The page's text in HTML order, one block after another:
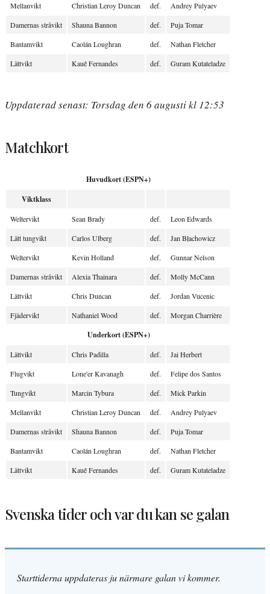
Mellanvikt
Christian Leroy Duncan def.
Andrey Pulyaev
Damernas stråvikt
Shauna Bannon def.
Puja Tomar
Bantamvikt
Caolán Loughran def.
Nathan Fletcher
Lättvikt
Kauê Fernandes def. Guram Kutateladze
Uppdaterad senast: Torsdag den 6 augusti kl 12:53
Matchkort
Huvudkort (ESPN+)
Viktklass
Weltervikt Sean Brady def.
Leon Edwards
Lätt tungvikt
Carlos Ulberg def.
Jan Błachowicz
Weltervikt
Kevin Holland def.
Gunnar Nelson
Damernas stråvikt
Alexia Thainara def.
Molly McCann
Lättvikt
Chris Duncan def.
Jordan Vucenic
Fjädervikt
Nathaniel Wood def. Morgan Charrière
Underkort (ESPN+)
Lättvikt Chris Padilla def.
Jai Herbert
Flugvikt
Lone'er Kavanagh def.
Felipe dos Santos
Tungvikt
Marcin Tybura def.
Mick Parkin
Mellanvikt
Christian Leroy Duncan def.
Andrey Pulyaev
Damernas stråvikt
Shauna Bannon def.
Puja Tomar
Bantamvikt
Caolán Loughran def.
Nathan Fletcher
Lättvikt
Kauê Fernandes def. Guram Kutateladze
Svenska tider och var du kan se galan
Starttiderna uppdateras ju närmare galan vi kommer.